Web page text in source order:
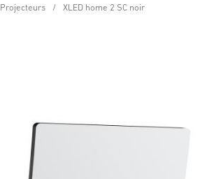
Projecteurs XLED home 2 SC noir